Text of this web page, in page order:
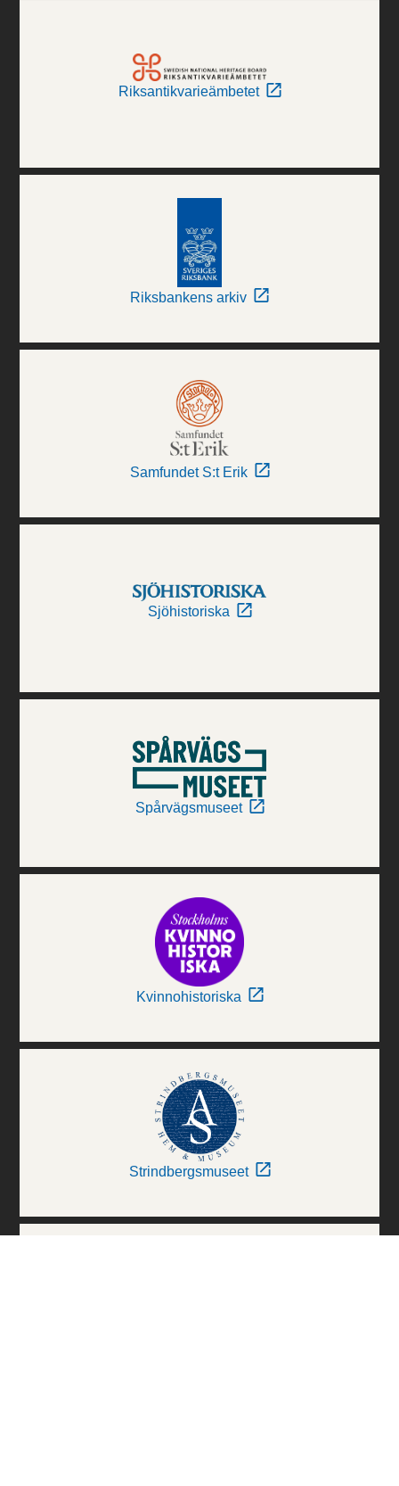
Riksantikvarieämbetet
Riksbankens arkiv
Samfundet S:t Erik
Sjöhistoriska
Spårvägsmuseet
Kvinnohistoriska
Strindbergsmuseet